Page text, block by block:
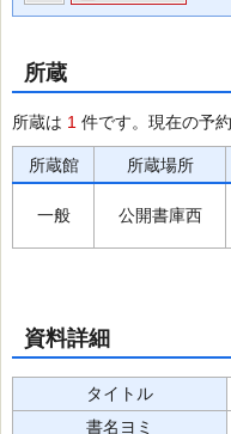
所蔵
所蔵は 1 件です。現在の予
所蔵館 所蔵場所
一般 公開書庫西
資料詳細
タイトル
書名ヨミ